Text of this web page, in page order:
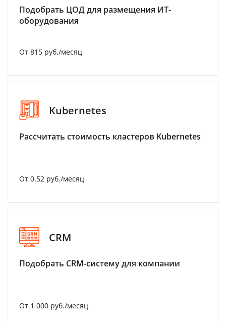
Подобрать ЦОД для размещения ИТ-
оборудования
От 815 руб./месяц
Kubernetes
Рассчитать стоимость кластеров Kubernetes
От 0.52 руб./месяц
CRM
Подобрать CRM-систему для компании
От 1 000 руб./месяц